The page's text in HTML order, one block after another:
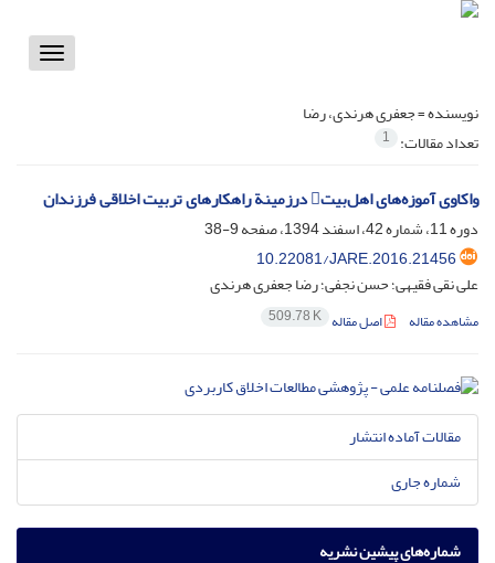
Toggle
نویسنده =جعفری هرندی، رضا
تعداد مقالات: 1
واکاوی آموزه‌های اهل‌بیت در‌زمینة راهکارهای تربیت اخلاقی فرزندان
دوره 11، شماره 42، اسفند 1394، صفحه
9-38
10.22081/JARE.2016.21456
علی نقی فقیهی؛ حسن نجفی؛ رضا جعفری هرندی
مشاهده مقاله اصل مقاله 509.78 K
مقالات آماده انتشار
شماره جاری
شماره‌های پیشین نشریه